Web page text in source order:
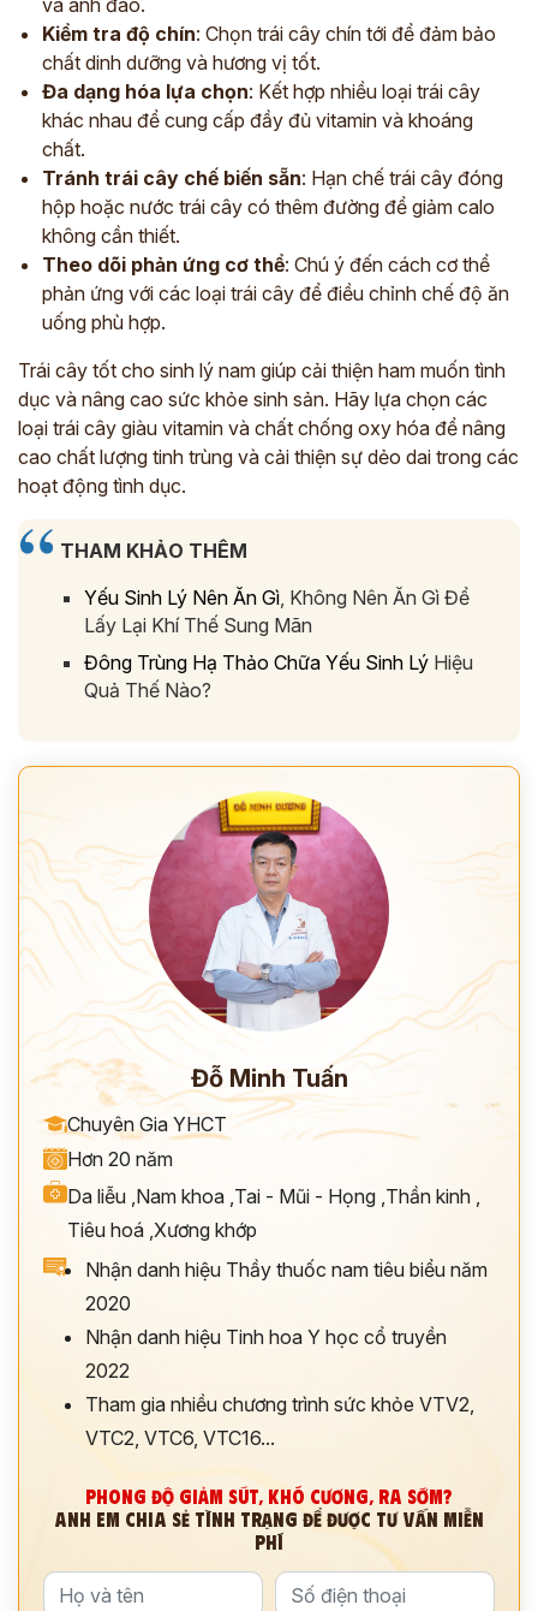
Kiểm tra độ chín: Chọn trái cây chín tới để đảm bảo
chất dinh dưỡng và hương vị tốt.
Đa dạng hóa lựa chọn: Kết hợp nhiều loại trái cây
khác nhau để cung cấp đầy đủ vitamin và khoáng
chất.
Tránh trái cây chế biến sẵn: Hạn chế trái cây đóng
hộp hoặc nước trái cây có thêm đường để giảm calo
không cần thiết.
Theo dõi phản ứng cơ thể: Chú ý đến cách cơ thể
phản ứng với các loại trái cây để điều chỉnh chế độ ăn
uống phù hợp.
Trái cây tốt cho sinh lý nam giúp cải thiện ham muốn tình
dục và nâng cao sức khỏe sinh sản. Hãy lựa chọn các
loại trái cây giàu vitamin và chất chống oxy hóa để nâng
cao chất lượng tinh trùng và cải thiện sự dẻo dai trong các
hoạt động tình dục.
THAM KHẢO THÊM
Yếu Sinh Lý Nên Ăn Gì , Không Nên Ăn Gì Để
Lấy Lại Khí Thế Sung Mãn
Đông Trùng Hạ Thảo Chữa Yếu Sinh Lý Hiệu
Quả Thế Nào?
Đỗ Minh Tuấn
Chuyên Gia YHCT
Hơn 20 năm
Da liễu Nam khoa Tai - Mũi - Họng Thần kinh
Tiêu hoá Xương khớp
Nhận danh hiệu Thầy thuốc nam tiêu biểu năm
2020
Nhận danh hiệu Tinh hoa Y học cổ truyền
2022
Tham gia nhiều chương trình sức khỏe VTV2,
VTC2, VTC6, VTC16...
PHONG ĐỘ GIẢM SÚT, KHÓ CƯƠNG, RA SỚM?
ANH EM CHIA SẺ TÌNH TRẠNG ĐỂ ĐƯỢC TƯ VẤN MIỄN
PHÍ